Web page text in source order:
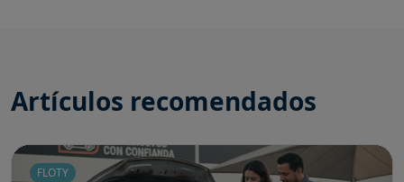
Artículos recomendados
FLOTY